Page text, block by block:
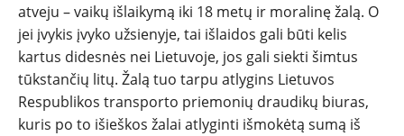
atveju – vaikų išlaikymą iki 18 metų ir moralinę žalą. O
jei įvykis įvyko užsienyje, tai išlaidos gali būti kelis
kartus didesnės nei Lietuvoje, jos gali siekti šimtus
tūkstančių litų. Žalą tuo tarpu atlygins Lietuvos
Respublikos transporto priemonių draudikų biuras,
kuris po to išieškos žalai atlyginti išmokėtą sumą iš